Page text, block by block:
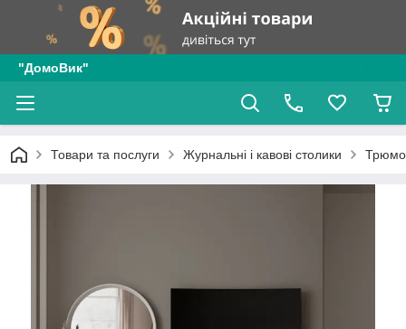
"ДомоВик"
Товари та послуги Журнальні і кавові столики Трюмо